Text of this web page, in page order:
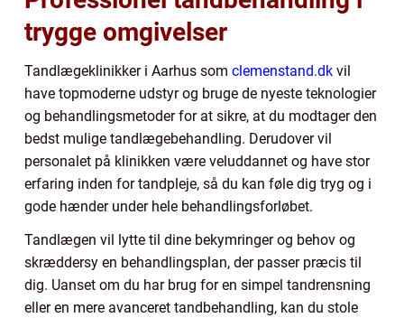
trygge omgivelser
Tandlægeklinikker i Aarhus som clemenstand.dk vil
have topmoderne udstyr og bruge de nyeste teknologier
og behandlingsmetoder for at sikre, at du modtager den
bedst mulige tandlægebehandling. Derudover vil
personalet på klinikken være veluddannet og have stor
erfaring inden for tandpleje, så du kan føle dig tryg og i
gode hænder under hele behandlingsforløbet.
Tandlægen vil lytte til dine bekymringer og behov og
skræddersy en behandlingsplan, der passer præcis til
dig. Uanset om du har brug for en simpel tandrensning
eller en mere avanceret tandbehandling, kan du stole